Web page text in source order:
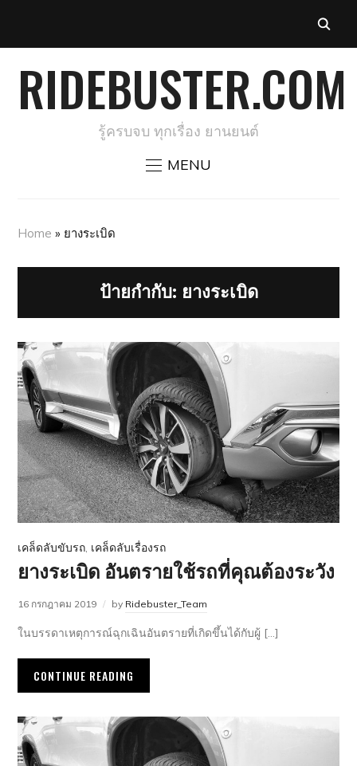
RIDEBUSTER.COM
รู้ครบจบ ทุกเรื่อง ยานยนต์
MENU
Home » ยางระเบิด
ป้ายกำกับ: ยางระเบิด
เคล็ดลับขับรถ, เคล็ดลับเรื่องรถ
ยางระเบิด อันตรายใช้รถที่คุณต้องระวัง
16 กรกฎาคม 2019 by Ridebuster_Team
ในบรรดาเหตุการณ์ฉุกเฉินอันตรายที่เกิดขึ้นได้กับผู้ […]
CONTINUE READING